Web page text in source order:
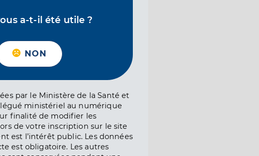
a-t-il été utile ?
NON
par le Ministère de la Santé et
ministériel au numérique
finalité de modifier les
de votre inscription sur le site
est l’intérêt public. Les données
est obligatoire. Les autres